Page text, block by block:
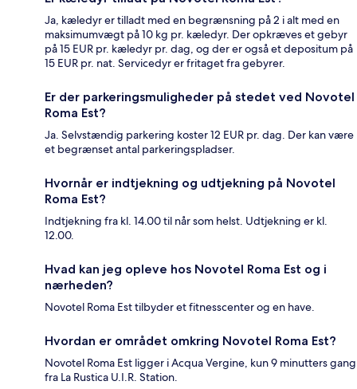
Ja, kæledyr er tilladt med en begrænsning på 2 i alt med en
maksimumvægt på 10 kg pr. kæledyr. Der opkræves et gebyr
på 15 EUR pr. kæledyr pr. dag, og der er også et depositum på
15 EUR pr. nat. Servicedyr er fritaget fra gebyrer.
Er der parkeringsmuligheder på stedet ved Novotel
Roma Est?
Ja. Selvstændig parkering koster 12 EUR pr. dag. Der kan være
et begrænset antal parkeringspladser.
Hvornår er indtjekning og udtjekning på Novotel
Roma Est?
Indtjekning fra kl. 14.00 til når som helst. Udtjekning er kl.
12.00.
Hvad kan jeg opleve hos Novotel Roma Est og i
nærheden?
Novotel Roma Est tilbyder et fitnesscenter og en have.
Hvordan er området omkring Novotel Roma Est?
Novotel Roma Est ligger i Acqua Vergine, kun 9 minutters gang
fra La Rustica U.I.R. Station.